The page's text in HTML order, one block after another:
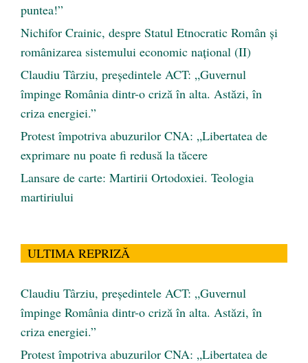
puntea!”
Nichifor Crainic, despre Statul Etnocratic Român şi
românizarea sistemului economic naţional (II)
Claudiu Târziu, președintele ACT: „Guvernul
împinge România dintr-o criză în alta. Astăzi, în
criza energiei.”
Protest împotriva abuzurilor CNA: „Libertatea de
exprimare nu poate fi redusă la tăcere
Lansare de carte: Martirii Ortodoxiei. Teologia
martiriului
ULTIMA REPRIZĂ
Claudiu Târziu, președintele ACT: „Guvernul
împinge România dintr-o criză în alta. Astăzi, în
criza energiei.”
Protest împotriva abuzurilor CNA: „Libertatea de